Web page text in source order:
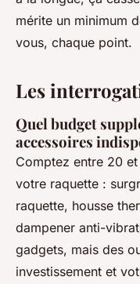
mérite un minimum
vous, chaque point.
Les
Quel budget
accessoires
Comptez entre 20
votre raquette :
raquette, housse
dampener anti-
gadgets, mais des
investissement et